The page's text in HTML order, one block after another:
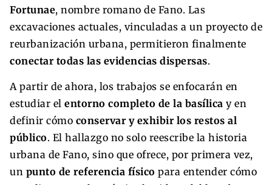
Fortunae, nombre romano de Fano. Las
excavaciones actuales, vinculadas a un proyecto de
reurbanización urbana, permitieron finalmente
conectar todas las evidencias dispersas.
A partir de ahora, los trabajos se enfocarán en
estudiar el entorno completo de la basílica y en
definir cómo conservar y exhibir los restos al
público. El hallazgo no solo reescribe la historia
urbana de Fano, sino que ofrece, por primera vez,
un punto de referencia físico para entender cómo